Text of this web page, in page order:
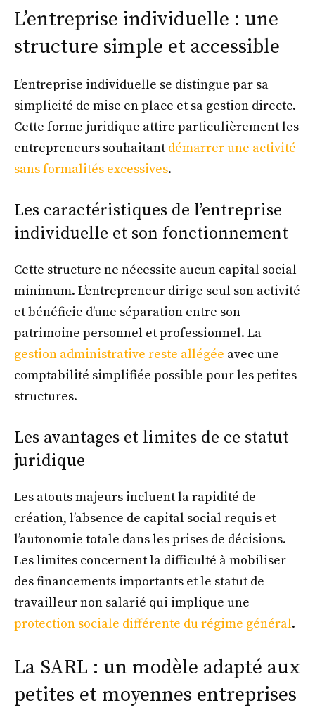
L’entreprise individuelle : une
structure simple et accessible
L’entreprise individuelle se distingue par sa
simplicité de mise en place et sa gestion directe.
Cette forme juridique attire particulièrement les
entrepreneurs souhaitant démarrer une activité
sans formalités excessives.
Les caractéristiques de l’entreprise
individuelle et son fonctionnement
Cette structure ne nécessite aucun capital social
minimum. L’entrepreneur dirige seul son activité
et bénéficie d’une séparation entre son
patrimoine personnel et professionnel. La
gestion administrative reste allégée avec une
comptabilité simplifiée possible pour les petites
structures.
Les avantages et limites de ce statut
juridique
Les atouts majeurs incluent la rapidité de
création, l’absence de capital social requis et
l’autonomie totale dans les prises de décisions.
Les limites concernent la difficulté à mobiliser
des financements importants et le statut de
travailleur non salarié qui implique une
protection sociale différente du régime général.
La SARL : un modèle adapté aux
petites et moyennes entreprises